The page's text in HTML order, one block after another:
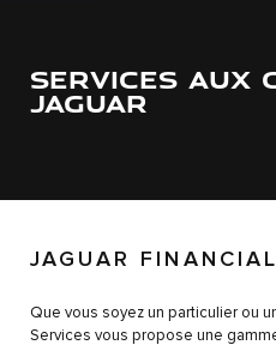
SERVICES AUX
JAGUAR
JAGUAR
Que vous soyez un particulier ou
Services vous propose une